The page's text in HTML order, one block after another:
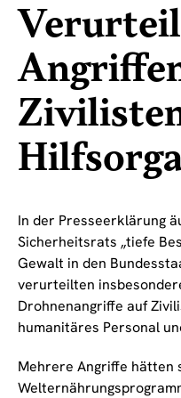
In der Presseerklärung
Sicherheitsrats „tiefe
Gewalt in den
verurteilten
Drohnenangriffe auf
humanitäres Personal
Mehrere Angriffe hätten